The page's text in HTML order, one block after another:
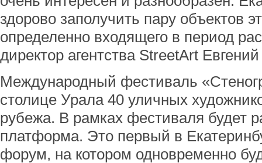
здорово заполучить пару объектов
определенно входящего в период
директор агентства StreetArt
Международный фестиваль
столице Урала 40 уличных
рубежа. В рамках фестиваля будет
платформа. Это первый в
форум, на котором одновременно